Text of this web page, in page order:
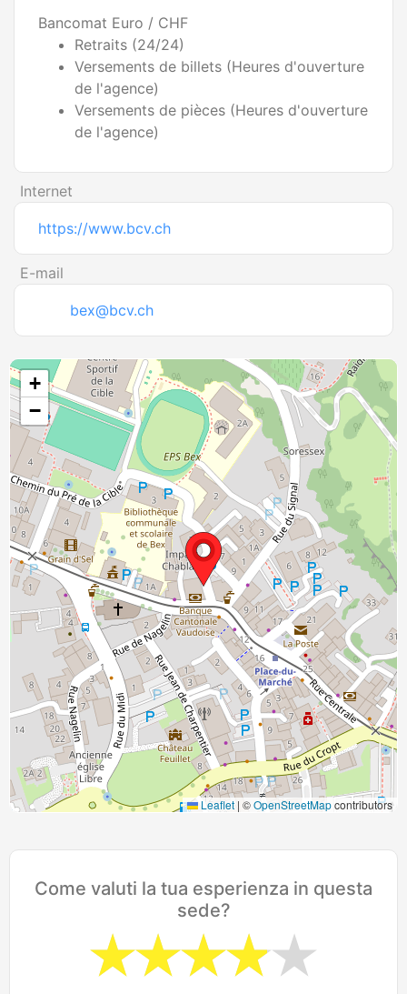
Bancomat Euro / CHF
Retraits (24/24)
Versements de billets (Heures d'ouverture
de l'agence)
Versements de pièces (Heures d'ouverture
de l'agence)
Internet
https://www.bcv.ch
E-mail
bex@bcv.ch
+
−
Leaflet | ©OpenStreetMapcontributors
Come valuti la tua esperienza in questa
sede?